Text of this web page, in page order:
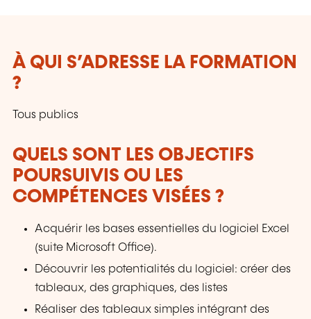
À QUI S’ADRESSE LA FORMATION
?
Tous publics
QUELS SONT LES OBJECTIFS
POURSUIVIS OU LES
COMPÉTENCES VISÉES ?
Acquérir les bases essentielles du logiciel Excel
(suite Microsoft Office).
Découvrir les potentialités du logiciel: créer des
tableaux, des graphiques, des listes
Réaliser des tableaux simples intégrant des